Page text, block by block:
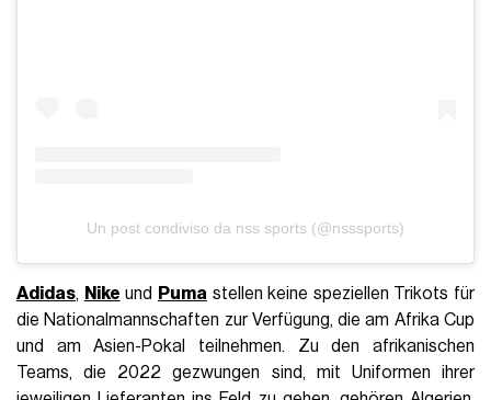
Un post condiviso da nss sports (@nsssports)
Adidas, Nike und Puma stellen keine speziellen Trikots für
die Nationalmannschaften zur Verfügung, die am Afrika Cup
und am Asien-Pokal teilnehmen. Zu den afrikanischen
Teams, die 2022 gezwungen sind, mit Uniformen ihrer